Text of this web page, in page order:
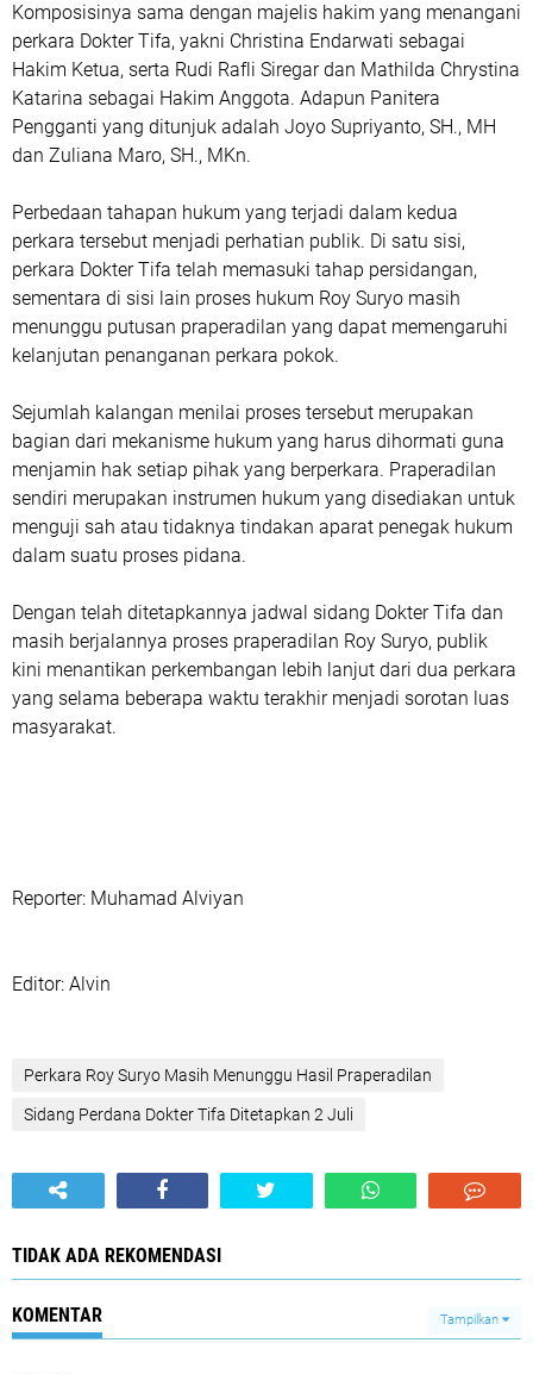
Komposisinya sama dengan majelis hakim yang menangani
perkara Dokter Tifa, yakni Christina Endarwati sebagai
Hakim Ketua, serta Rudi Rafli Siregar dan Mathilda Chrystina
Katarina sebagai Hakim Anggota. Adapun Panitera
Pengganti yang ditunjuk adalah Joyo Supriyanto, SH., MH
dan Zuliana Maro, SH., MKn.
Perbedaan tahapan hukum yang terjadi dalam kedua
perkara tersebut menjadi perhatian publik. Di satu sisi,
perkara Dokter Tifa telah memasuki tahap persidangan,
sementara di sisi lain proses hukum Roy Suryo masih
menunggu putusan praperadilan yang dapat memengaruhi
kelanjutan penanganan perkara pokok.
Sejumlah kalangan menilai proses tersebut merupakan
bagian dari mekanisme hukum yang harus dihormati guna
menjamin hak setiap pihak yang berperkara. Praperadilan
sendiri merupakan instrumen hukum yang disediakan untuk
menguji sah atau tidaknya tindakan aparat penegak hukum
dalam suatu proses pidana.
Dengan telah ditetapkannya jadwal sidang Dokter Tifa dan
masih berjalannya proses praperadilan Roy Suryo, publik
kini menantikan perkembangan lebih lanjut dari dua perkara
yang selama beberapa waktu terakhir menjadi sorotan luas
masyarakat.
Reporter: Muhamad Alviyan
‎Editor: Alvin
Perkara Roy Suryo Masih Menunggu Hasil Praperadilan
Sidang Perdana Dokter Tifa Ditetapkan 2 Juli
TIDAK ADA REKOMENDASI
KOMENTAR Tampilkan